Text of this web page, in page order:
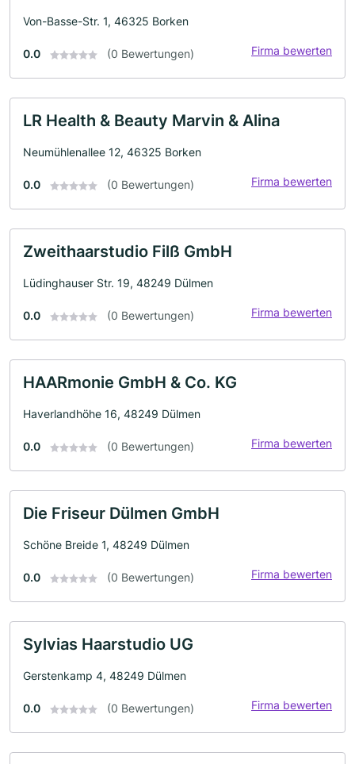
Von-Basse-Str. 1, 46325 Borken
0.0 (0 Bewertungen) Firma bewerten
LR Health & Beauty Marvin & Alina
Neumühlenallee 12, 46325 Borken
0.0 (0 Bewertungen) Firma bewerten
Zweithaarstudio Filß GmbH
Lüdinghauser Str. 19, 48249 Dülmen
0.0 (0 Bewertungen) Firma bewerten
HAARmonie GmbH & Co. KG
Haverlandhöhe 16, 48249 Dülmen
0.0 (0 Bewertungen) Firma bewerten
Die Friseur Dülmen GmbH
Schöne Breide 1, 48249 Dülmen
0.0 (0 Bewertungen) Firma bewerten
Sylvias Haarstudio UG
Gerstenkamp 4, 48249 Dülmen
0.0 (0 Bewertungen) Firma bewerten